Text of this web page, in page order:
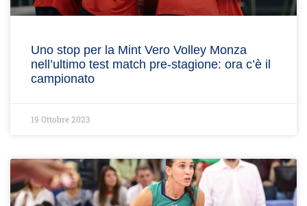
Uno stop per la Mint Vero Volley Monza
nell’ultimo test match pre-stagione: ora c’è il
campionato
19 Ottobre 2023